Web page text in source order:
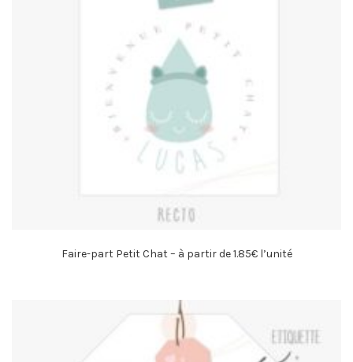
Faire-part Petit Chat – à partir de 1.85€ l’unité